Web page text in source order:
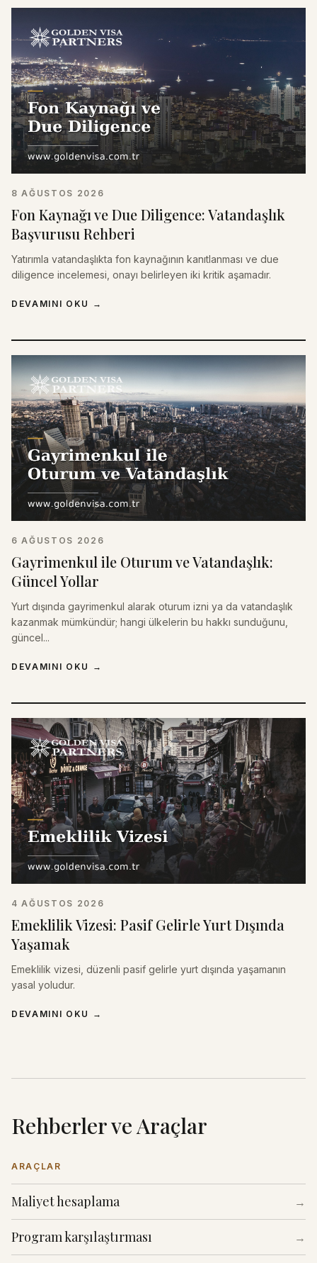
8 AĞUSTOS 2026
Fon Kaynağı ve Due Diligence: Vatandaşlık
Başvurusu Rehberi
Yatırımla vatandaşlıkta fon kaynağının kanıtlanması ve due
diligence incelemesi, onayı belirleyen iki kritik aşamadır.
DEVAMINI OKU →
6 AĞUSTOS 2026
Gayrimenkul ile Oturum ve Vatandaşlık:
Güncel Yollar
Yurt dışında gayrimenkul alarak oturum izni ya da vatandaşlık
kazanmak mümkündür; hangi ülkelerin bu hakkı sunduğunu,
güncel...
DEVAMINI OKU →
4 AĞUSTOS 2026
Emeklilik Vizesi: Pasif Gelirle Yurt Dışında
Yaşamak
Emeklilik vizesi, düzenli pasif gelirle yurt dışında yaşamanın
yasal yoludur.
DEVAMINI OKU →
Rehberler ve Araçlar
ARAÇLAR
Maliyet hesaplama →
Program karşılaştırması →